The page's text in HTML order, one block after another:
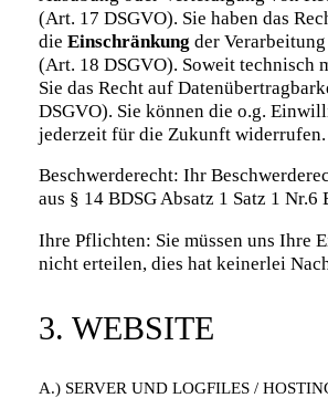
(Art. 17 DSGVO). Sie haben das
die Einschränkung der
(Art. 18 DSGVO). Soweit technisch
Sie das Recht auf
DSGVO). Sie können die o.g.
jederzeit für die Zukunft widerrufen.
Beschwerderecht: Ihr
aus § 14 BDSG Absatz 1 Satz 1 Nr.6
Ihre Pflichten: Sie müssen uns Ihre
nicht erteilen, dies hat keinerlei
3. WEBSITE
A.) SERVER UND LOGFILES /